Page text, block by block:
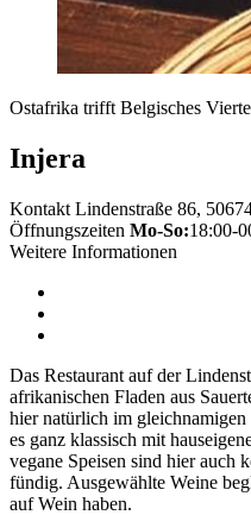
Ostafrika trifft Belgisches
Injera
Kontakt Lindenstraße 86,
Öffnungszeiten Mo-So:18:00-
Weitere Informationen
Das Restaurant auf der
afrikanischen Fladen aus
hier natürlich im
es ganz klassisch mit
vegane Speisen sind hier
fündig. Ausgewählte Weine
auf Wein haben.